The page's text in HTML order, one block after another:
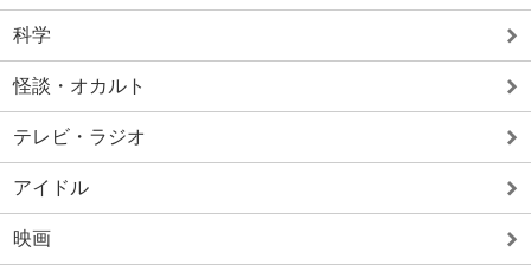
科学
怪談・オカルト
テレビ・ラジオ
アイドル
映画